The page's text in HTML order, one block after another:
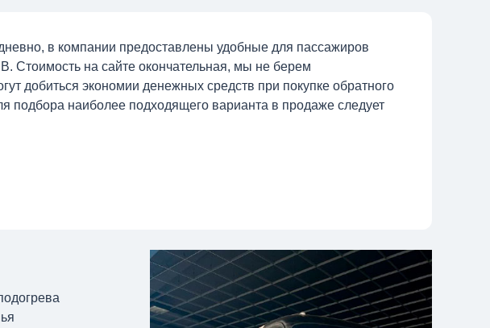
в компании предоставлены удобные для пассажиров
Стоимость на сайте окончательная, мы не берем
добиться экономии денежных средств при покупке обратного
подбора наиболее подходящего варианта в продаже следует